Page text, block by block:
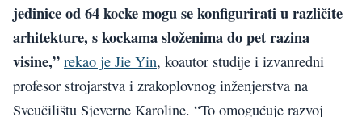
jedinice od 64 kocke mogu se konfigurirati u različite
arhitekture, s kockama složenima do pet razina
visine,” rekao je Jie Yin, koautor studije i izvanredni
profesor strojarstva i zrakoplovnog inženjerstva na
Sveučilištu Sjeverne Karoline. “To omogućuje razvoj